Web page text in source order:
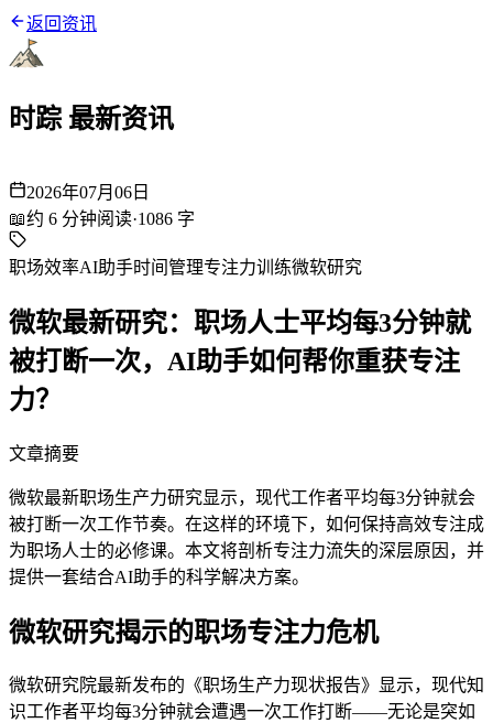
返回资讯
时踪 最新资讯
2026年07月06日
📖约 6 分钟阅读·1086 字
职场效率AI助手时间管理专注力训练微软研究
微软最新研究：职场人士平均每3分钟就
被打断一次，AI助手如何帮你重获专注
力？
文章摘要
微软最新职场生产力研究显示，现代工作者平均每3分钟就会
被打断一次工作节奏。在这样的环境下，如何保持高效专注成
为职场人士的必修课。本文将剖析专注力流失的深层原因，并
提供一套结合AI助手的科学解决方案。
微软研究揭示的职场专注力危机
微软研究院最新发布的《职场生产力现状报告》显示，现代知
识工作者平均每3分钟就会遭遇一次工作打断——无论是突如